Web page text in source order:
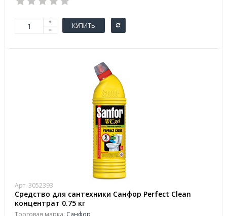
КУПИТЬ
Арт. 3052393
Средство для сантехники Санфор Perfect Clean
концентрат 0.75 кг
Торговая марка: Санфор